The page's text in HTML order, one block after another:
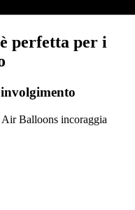
perfetta per i
Balloons incoraggia